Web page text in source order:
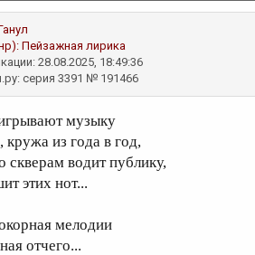
Пейзажная лирика
28.08.2025, 18:49:36
серия 3391 № 191466
музыку
из года в год,
водит публику,
этих нот...
мелодии
отчего...